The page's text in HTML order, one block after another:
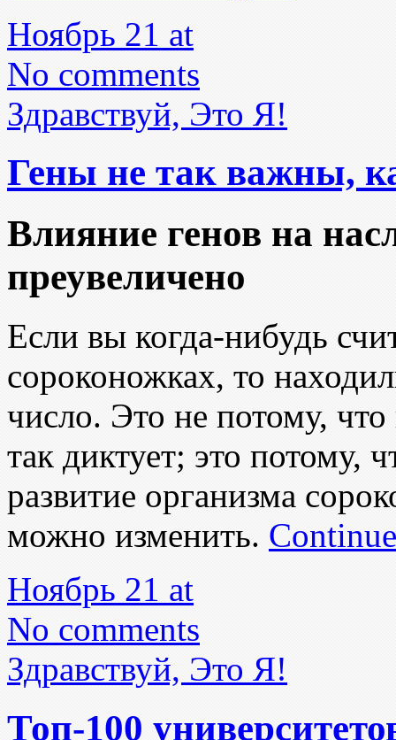
Ноябрь 21 at
No comments
Здравствуй, Это Я!
Гены не так важны,
Влияние генов на
преувеличено
Если вы когда-нибудь
сороконожках, то
число. Это не потому,
так диктует; это потому,
развитие организма
можно изменить.
Ноябрь 21 at
No comments
Здравствуй, Это Я!
Топ-100